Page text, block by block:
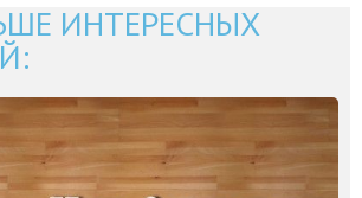
ИНТЕРЕСНЫХ